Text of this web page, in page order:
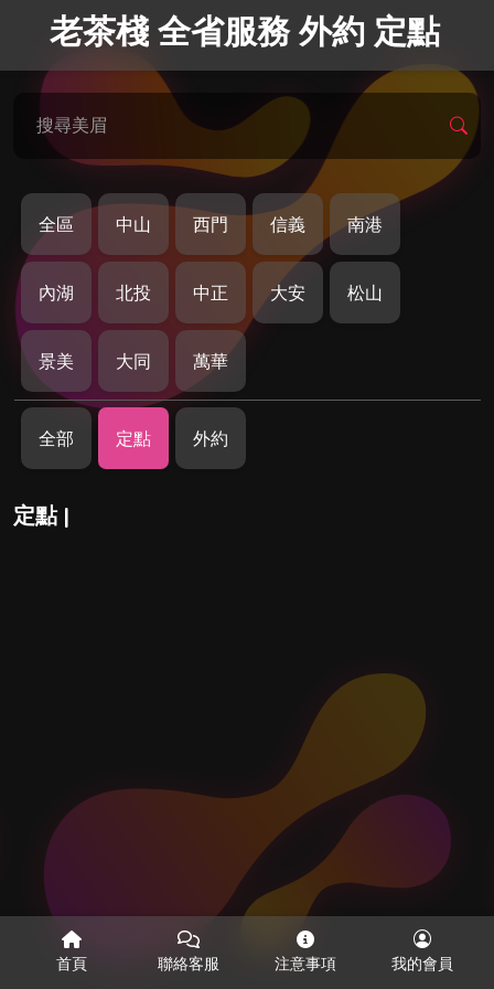
老茶棧 全省服務 外約 定點
搜尋美眉
全區 中山 西門 信義 南港
內湖 北投 中正 大安 松山
景美 大同 萬華
全部 定點 外約
定點 |
首頁 聯絡客服 注意事項 我的會員